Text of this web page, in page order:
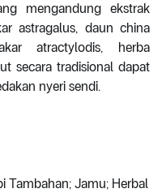
mengandung ekstrak
astragalus, daun china
atractylodis, herba
secara tradisional dapat
nyeri sendi.
Tambahan; Jamu; Herbal